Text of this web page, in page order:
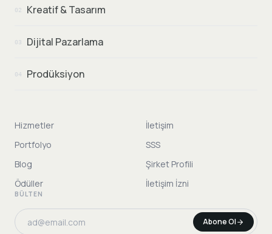
02 Kreatif & Tasarım
03 Dijital Pazarlama
04 Prodüksiyon
Hizmetler
İletişim
Portfolyo
SSS
Blog
Şirket Profili
Ödüller
İletişim İzni
BÜLTEN
Abone Ol